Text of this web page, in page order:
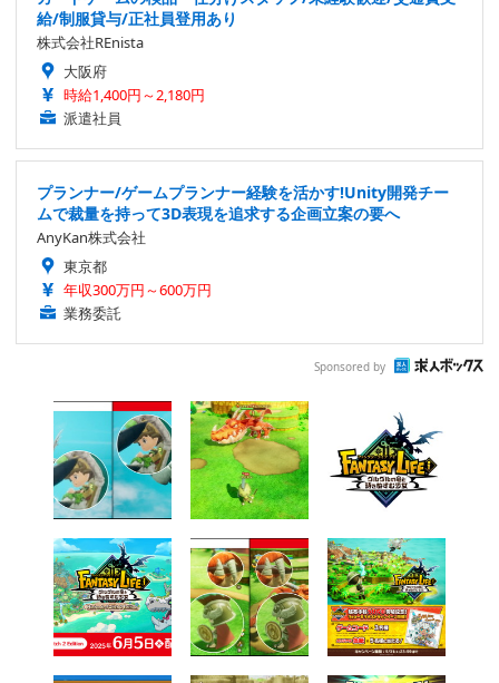
給/制服貸与/正社員登用あり
株式会社REnista
大阪府
時給1,400円～2,180円
派遣社員
プランナー/ゲームプランナー経験を活かす!Unity開発チー
ムで裁量を持って3D表現を追求する企画立案の要へ
AnyKan株式会社
東京都
年収300万円～600万円
業務委託
Sponsored by